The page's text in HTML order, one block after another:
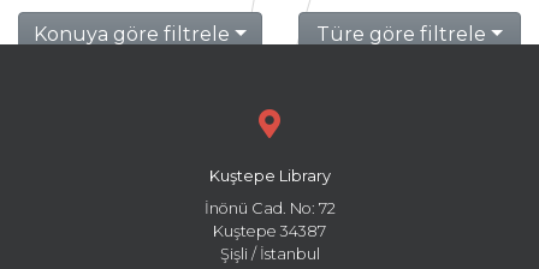
Konuya göre filtrele Türe göre filtrele
Kuştepe Library
İnönü Cad. No: 72
Kuştepe 34387
Şişli / İstanbul